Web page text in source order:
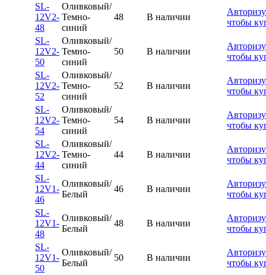
SL-
12V2-
48
Оливковый/
Темно-
синий
48 В наличии
чтобы
SL-
12V2-
50
Оливковый/
Темно-
синий
50 В наличии
чтобы
SL-
12V2-
52
Оливковый/
Темно-
синий
52 В наличии
чтобы
SL-
12V2-
54
Оливковый/
Темно-
синий
54 В наличии
чтобы
SL-
12V2-
44
Оливковый/
Темно-
синий
44 В наличии
чтобы
SL-
12V1-
46
Оливковый/
Белый
46 В наличии
чтобы
SL-
12V1-
48
Оливковый/
Белый
48 В наличии
чтобы
SL-
12V1-
50
Оливковый/
Белый
50 В наличии
чтобы